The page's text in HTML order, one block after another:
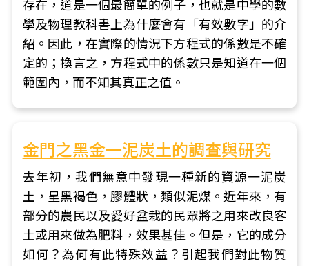
存在，道是一個最簡單的例子，也就是中學的數
學及物理教科書上為什麼會有「有效數字」的介
紹。因此，在實際的情況下方程式的係數是不確
定的；換言之，方程式中的係數只是知道在一個
範圍內，而不知其真正之值。
金門之黑金一泥炭土的調查與研究
去年初，我們無意中發現一種新的資源一泥炭
土，呈黑褐色，膠體狀，類似泥煤。近年來，有
部分的農民以及愛好盆栽的民眾將之用來改良客
土或用來做為肥料，效果甚佳。但是，它的成分
如何？為何有此特殊效益？引起我們對此物質